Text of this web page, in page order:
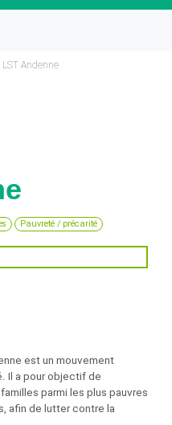
LST Andenne
Pauvreté / précarité
est un mouvement
Il a pour objectif de
parmi les plus pauvres
afin de lutter contre la